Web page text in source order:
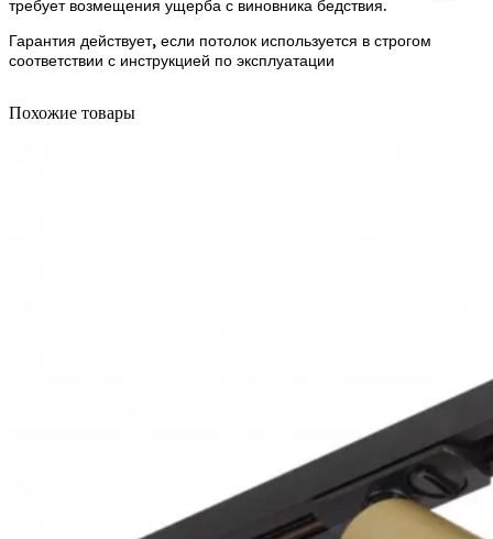
требует возмещения ущерба с виновника бедствия.
Гарантия действует, если потолок используется в строгом
соответствии с инструкцией по эксплуатации
Похожие товары